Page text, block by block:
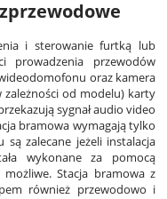
i sterowanie furtką lub
prowadzenia przewodów
oraz kamera
od modelu) karty
sygnał audio video
bramowa wymagają tylko
są zalecane jeżeli instalacja
wykonane za pomocą
Stacja bramowa z
również przewodowo i